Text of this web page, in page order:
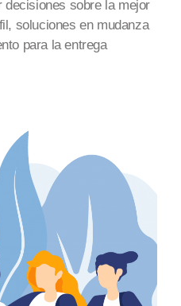
decisiones sobre la mejor
soluciones en mudanza
para la entrega